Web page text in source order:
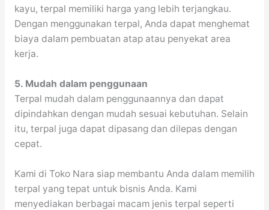
kayu, terpal memiliki harga yang lebih terjangkau.
Dengan menggunakan terpal, Anda dapat menghemat
biaya dalam pembuatan atap atau penyekat area
kerja.
5. Mudah dalam penggunaan
Terpal mudah dalam penggunaannya dan dapat
dipindahkan dengan mudah sesuai kebutuhan. Selain
itu, terpal juga dapat dipasang dan dilepas dengan
cepat.
Kami di Toko Nara siap membantu Anda dalam memilih
terpal yang tepat untuk bisnis Anda. Kami
menyediakan berbagai macam jenis terpal seperti